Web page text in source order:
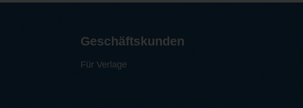
Geschäftskunden
Für Verlage